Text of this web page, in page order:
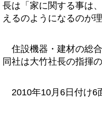
長は「家に関する事は
えるのようになるのが
住設機器・建材の総
同社は大竹社長の指揮
2010年10月6日付け6